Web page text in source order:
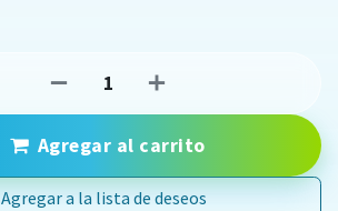
Agregar al carrito
Agregar a la lista de deseos